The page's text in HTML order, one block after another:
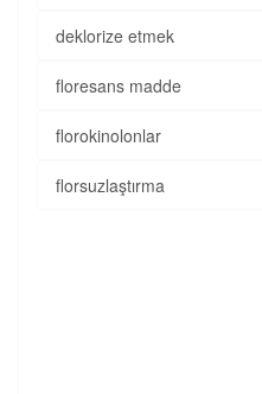
deklorize etmek
floresans madde
florokinolonlar
florsuzlaştırma